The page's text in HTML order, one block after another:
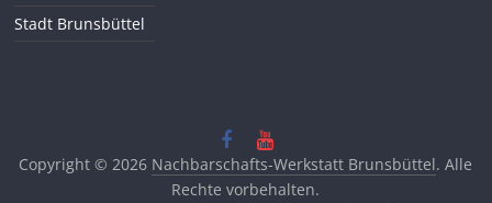
Stadt Brunsbüttel
Copyright © 2026 Nachbarschafts-Werkstatt Brunsbüttel. Alle
Rechte vorbehalten.